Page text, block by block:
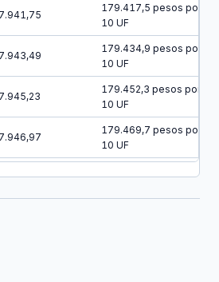
179.417,5 pesos por
10 UF
179.434,9 pesos por
10 UF
179.452,3 pesos por
10 UF
179.469,7 pesos por
10 UF